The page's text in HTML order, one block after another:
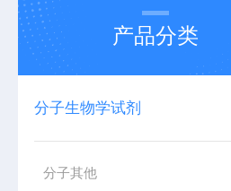
产品分类
分子生物学试剂
分子其他